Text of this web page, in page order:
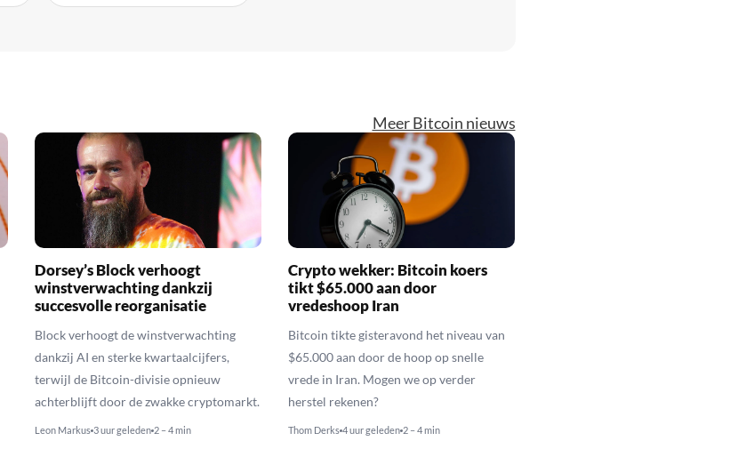
Meer Bitcoin nieuws
Dorsey’s Block verhoogt
winstverwachting dankzij
succesvolle reorganisatie
Block verhoogt de winstverwachting
dankzij AI en sterke kwartaalcijfers,
terwijl de Bitcoin-divisie opnieuw
achterblijft door de zwakke cryptomarkt.
Leon Markus 3 uur geleden 2 – 4 min
Crypto wekker: Bitcoin koers
tikt $65.000 aan door
vredeshoop Iran
Bitcoin tikte gisteravond het niveau van
$65.000 aan door de hoop op snelle
vrede in Iran. Mogen we op verder
herstel rekenen?
Thom Derks 4 uur geleden 2 – 4 min